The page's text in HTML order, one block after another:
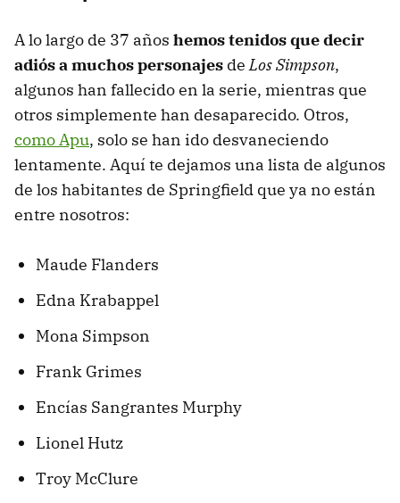
A lo largo de 37 años hemos tenidos que decir
adiós a muchos personajes deLos Simpson,
algunos han fallecido en la serie, mientras que
otros simplemente han desaparecido. Otros,
como Apu, solo se han ido desvaneciendo
lentamente. Aquí te dejamos una lista de algunos
de los habitantes de Springfield que ya no están
entre nosotros:
Maude Flanders
Edna Krabappel
Mona Simpson
Frank Grimes
Encías Sangrantes Murphy
Lionel Hutz
Troy McClure